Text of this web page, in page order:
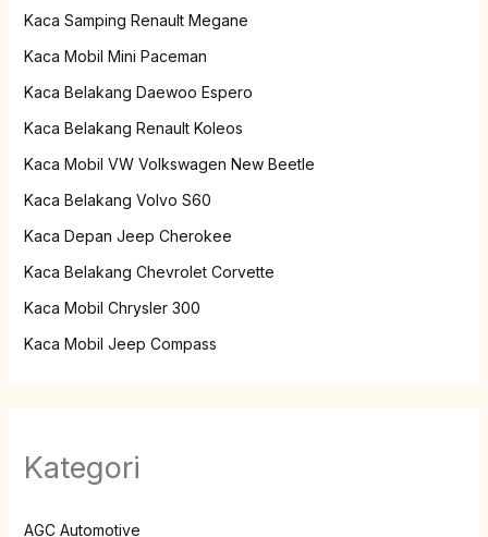
Kaca Samping Renault Megane
Kaca Mobil Mini Paceman
Kaca Belakang Daewoo Espero
Kaca Belakang Renault Koleos
Kaca Mobil VW Volkswagen New Beetle
Kaca Belakang Volvo S60
Kaca Depan Jeep Cherokee
Kaca Belakang Chevrolet Corvette
Kaca Mobil Chrysler 300
Kaca Mobil Jeep Compass
Kategori
AGC Automotive